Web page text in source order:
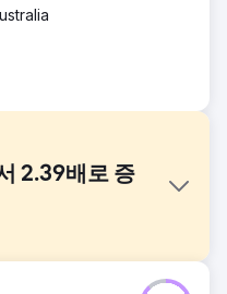
2.39배로 증